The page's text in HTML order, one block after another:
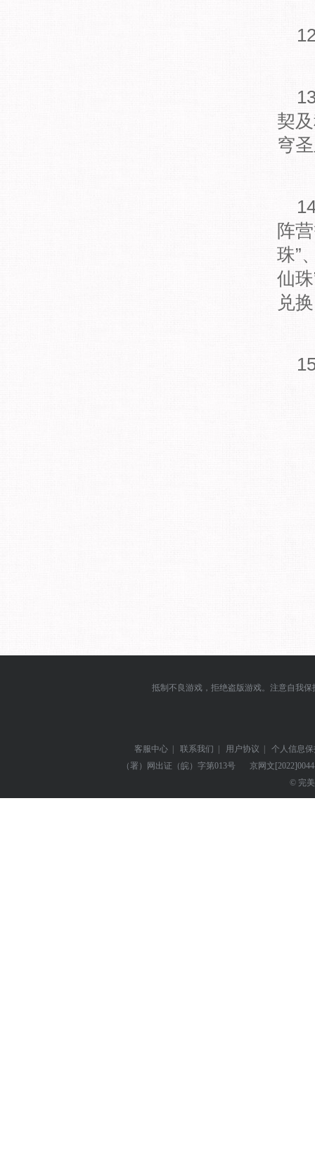
契
穹
阵
珠”
仙
兑
抵制不良游戏，拒绝盗版游戏。注意自我
客服中心 | 联系我们 | 用户协议 |
个人信息
（署）网出证（皖）字第013号
京网文
© 完美